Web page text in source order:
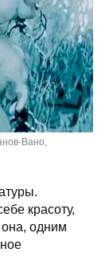
Вано,
красоту,
одним